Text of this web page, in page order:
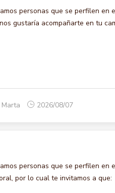
personas que se perfilen en
nos gustaría acompañarte en tu
2026/08/07
personas que se perfilen en
por lo cual te invitamos a que: